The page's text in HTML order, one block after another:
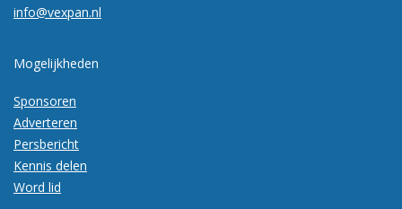
info@vexpan.nl
Mogelijkheden
Sponsoren
Adverteren
Persbericht
Kennis delen
Word lid